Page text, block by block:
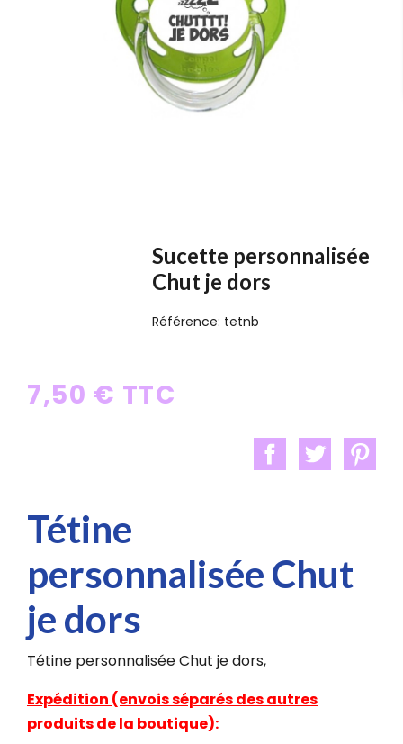
Sucette personnalisée
Chut je dors
Référence: tetnb
7,50 € TTC
Tétine
personnalisée Chut
je dors
Tétine personnalisée Chut je dors,
Expédition (envois séparés des autres
produits de la boutique):